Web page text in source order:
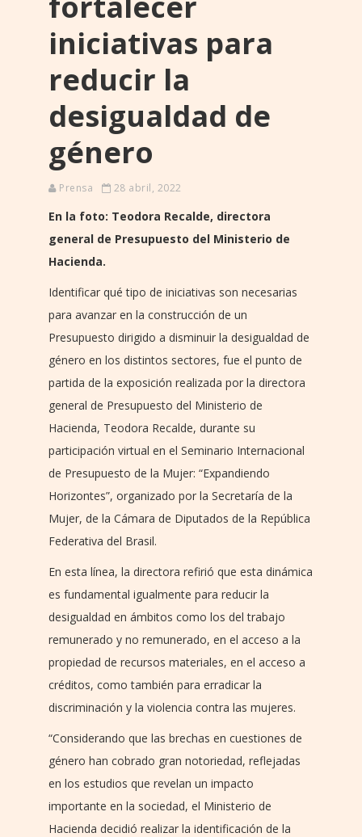
iniciativas para
reducir la
desigualdad de
género
Prensa 28 abril, 2022
En la foto: Teodora Recalde, directora
general de Presupuesto del Ministerio de
Hacienda.
Identificar qué tipo de iniciativas son necesarias
para avanzar en la construcción de un
Presupuesto dirigido a disminuir la desigualdad de
género en los distintos sectores, fue el punto de
partida de la exposición realizada por la directora
general de Presupuesto del Ministerio de
Hacienda, Teodora Recalde, durante su
participación virtual en el Seminario Internacional
de Presupuesto de la Mujer: “Expandiendo
Horizontes”, organizado por la Secretaría de la
Mujer, de la Cámara de Diputados de la República
Federativa del Brasil.
En esta línea, la directora refirió que esta dinámica
es fundamental igualmente para reducir la
desigualdad en ámbitos como los del trabajo
remunerado y no remunerado, en el acceso a la
propiedad de recursos materiales, en el acceso a
créditos, como también para erradicar la
discriminación y la violencia contra las mujeres.
“Considerando que las brechas en cuestiones de
género han cobrado gran notoriedad, reflejadas
en los estudios que revelan un impacto
importante en la sociedad, el Ministerio de
Hacienda decidió realizar la identificación de la